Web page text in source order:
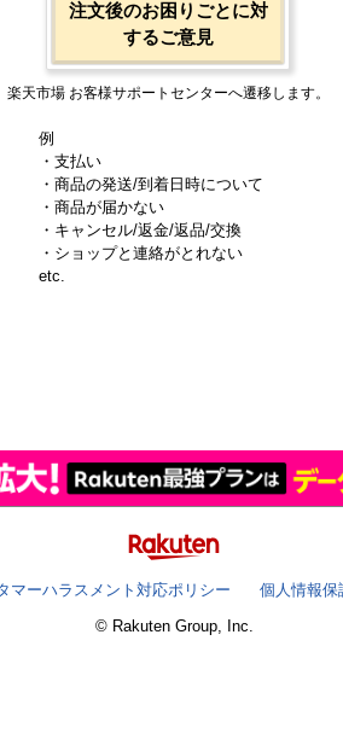
注文後のお困りごとに対
するご意見
楽天市場 お客様サポートセンターへ遷移します。
例
・支払い
・商品の発送/到着日時について
・商品が届かない
・キャンセル/返金/返品/交換
・ショップと連絡がとれない
etc.
マーハラスメント対応ポリシー
個人情報保
© Rakuten Group, Inc.